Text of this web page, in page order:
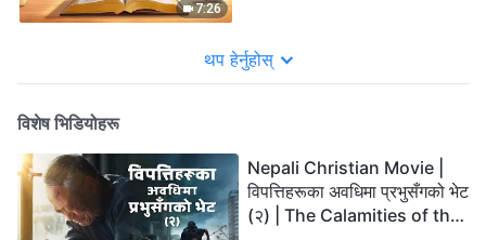
7:26
थप हेर्नुहोस्
विशेष भिडियोहरू
Nepali Christian Movie |
विपत्तिहरूका अवधिमा प्रभुसँगको भेट
(२) | The Calamities of the